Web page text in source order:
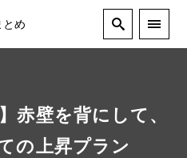
とめ
赤壁を背にして、
の上昇プラン